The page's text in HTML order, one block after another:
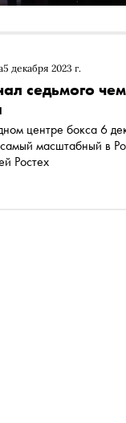
5 декабря 2023 г.
седьмого
центре бокса 6
масштабный в
Ростех